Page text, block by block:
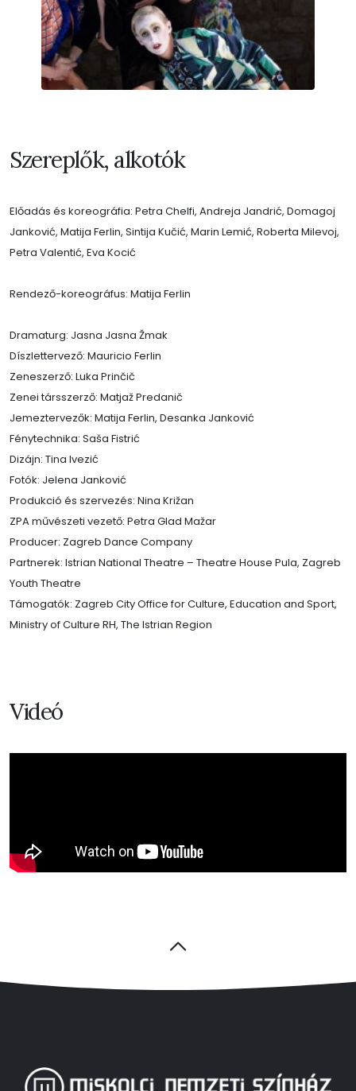
Szereplők, alkotók
Előadás és koreográfia: Petra Chelfi, Andreja Jandrić, Domagoj
Janković, Matija Ferlin, Sintija Kučić, Marin Lemić, Roberta Milevoj,
Petra Valentić, Eva Kocić
Rendező-koreográfus: Matija Ferlin
Dramaturg: Jasna Jasna Žmak
Díszlettervező: Mauricio Ferlin
Zeneszerző: Luka Prinčič
Zenei társszerző: Matjaž Predanič
Jemeztervezők: Matija Ferlin, Desanka Janković
Fénytechnika: Saša Fistrić
Dizájn: Tina Ivezić
Fotók: Jelena Janković
Produkció és szervezés: Nina Križan
ZPA művészeti vezető: Petra Glad Mažar
Producer: Zagreb Dance Company
Partnerek: Istrian National Theatre – Theatre House Pula, Zagreb
Youth Theatre
Támogatók: Zagreb City Office for Culture, Education and Sport,
Ministry of Culture RH, The Istrian Region
Videó